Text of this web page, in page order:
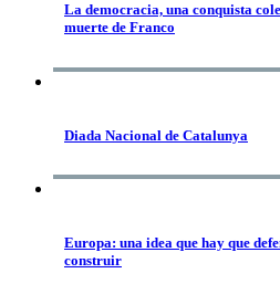
La democracia, una conquista
muerte de Franco
Diada Nacional de Catalunya
Europa: una idea que hay que
construir